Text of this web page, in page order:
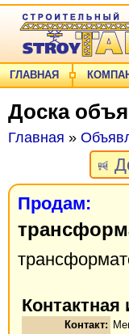
ГЛАВНАЯ
Доска
Главная »
Продам:
Контакт: